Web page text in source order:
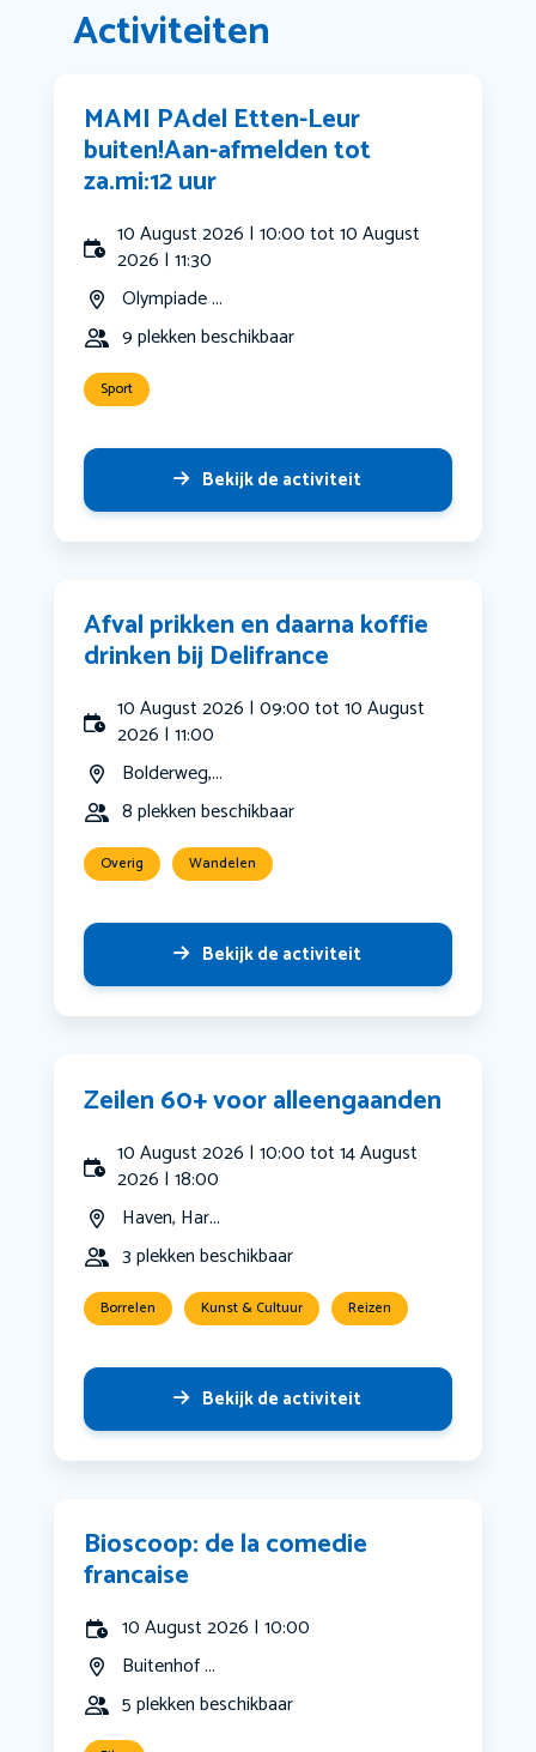
Activiteiten
MAMI PAdel Etten-Leur
buiten!Aan-afmelden tot
za.mi:12 uur
10 August 2026 | 10:00 tot 10 August
2026 | 11:30
Olympiade ...
9 plekken beschikbaar
Sport
Bekijk de activiteit
Afval prikken en daarna koffie
drinken bij Delifrance
10 August 2026 | 09:00 tot 10 August
2026 | 11:00
Bolderweg,...
8 plekken beschikbaar
Overig Wandelen
Bekijk de activiteit
Zeilen 60+ voor alleengaanden
10 August 2026 | 10:00 tot 14 August
2026 | 18:00
Haven, Har...
3 plekken beschikbaar
Borrelen Kunst & Cultuur Reizen
Bekijk de activiteit
Bioscoop: de la comedie
francaise
10 August 2026 | 10:00
Buitenhof ...
5 plekken beschikbaar